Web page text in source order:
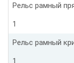
Рельс рамный
1
Рельс рамный
1